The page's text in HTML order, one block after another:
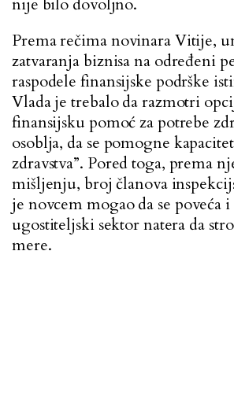
nije bilo dovoljno.
Prema rečima novinara Vitije,
zatvaranja biznisa na određeni
raspodele finansijske podrške
Vlada je trebalo da razmotri
finansijsku pomoć za potrebe
osoblja, da se pomogne
zdravstva”. Pored toga, prema
mišljenju, broj članova
je novcem mogao da se poveća i
ugostiteljski sektor natera da
mere.